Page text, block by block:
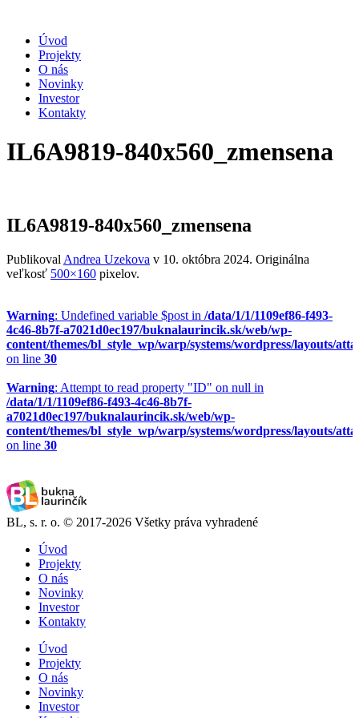
Úvod
Projekty
O nás
Novinky
Investor
Kontakty
IL6A9819-840x560_zmensena
IL6A9819-840x560_zmensena
Publikoval Andrea Uzekova v 10. októbra 2024. Originálna
veľkosť 500×160 pixelov.
Warning: Undefined variable $post in /data/1/1/1109ef86-f493-
4c46-8b7f-a7021d0ec197/buknalaurincik.sk/web/wp-
content/themes/bl_style_wp/warp/systems/wordpress/layouts/
on line 30
Warning: Attempt to read property "ID" on null in
/data/1/1/1109ef86-f493-4c46-8b7f-
a7021d0ec197/buknalaurincik.sk/web/wp-
content/themes/bl_style_wp/warp/systems/wordpress/layouts/
on line 30
BL, s. r. o. © 2017-2026 Všetky práva vyhradené
Úvod
Projekty
O nás
Novinky
Investor
Kontakty
Úvod
Projekty
O nás
Novinky
Investor